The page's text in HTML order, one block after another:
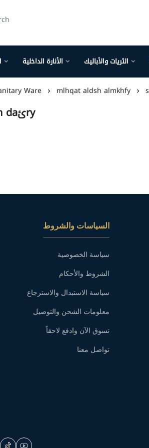
الأنارة الداخلية الثريات والأباليك
Ware mlhqat aldsh almkhfy
sbab dsh daئry
السياسات والشروط
سياسة الخصوصية
الشروط والأحكام
سياسة الاستبدال والاسترجاع
معلومات الشحن والتوصيل
تسوق الآن وادفع لاحقاً
تواصل معنا